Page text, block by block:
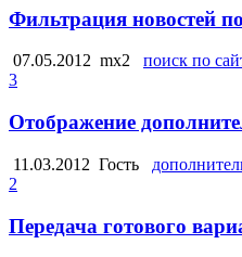
Фильтрация новостей
07.05.2012 mx2 поиск по
3
Отображение
11.03.2012 Гость
2
Передача готового